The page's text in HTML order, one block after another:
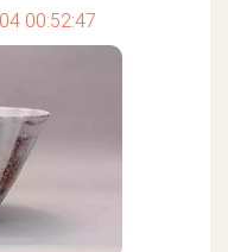
00:52:47